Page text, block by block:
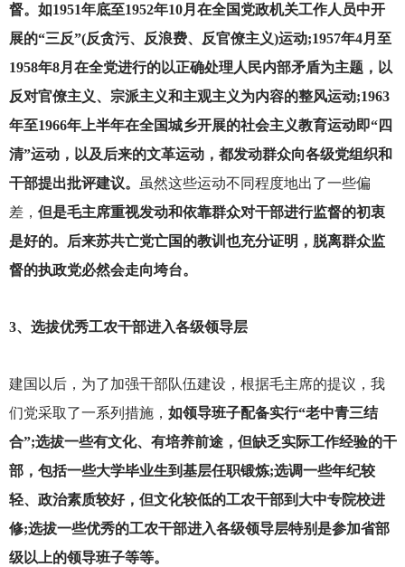
督。如1951年底至1952年10月在全国党政机关工作人员中开
展的“三反”(反贪污、反浪费、反官僚主义)运动;1957年4月至
1958年8月在全党进行的以正确处理人民内部矛盾为主题，以
反对官僚主义、宗派主义和主观主义为内容的整风运动;1963
年至1966年上半年在全国城乡开展的社会主义教育运动即“四
清”运动，以及后来的文革运动，都发动群众向各级党组织和
干部提出批评建议。
虽然这些运动不同程度地出了一些偏
差， 但是毛主席重视发动和依靠群众对干部进行监督的初衷
是好的。后来苏共亡党亡国的教训也充分证明，脱离群众监
督的执政党必然会走向垮台。
3、选拔优秀工农干部进入各级领导层
建国以后，为了加强干部队伍建设，根据毛主席的提议，我
们党采取了一系列措施， 如领导班子配备实行“老中青三结
合”;选拔一些有文化、有培养前途，但缺乏实际工作经验的干
部，包括一些大学毕业生到基层任职锻炼;选调一些年纪较
轻、政治素质较好，但文化较低的工农干部到大中专院校进
修;选拔一些优秀的工农干部进入各级领导层特别是参加省部
级以上的领导班子等等。